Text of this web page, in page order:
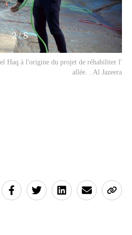
3/8
une des maisons du quartier. . Al Jazeera